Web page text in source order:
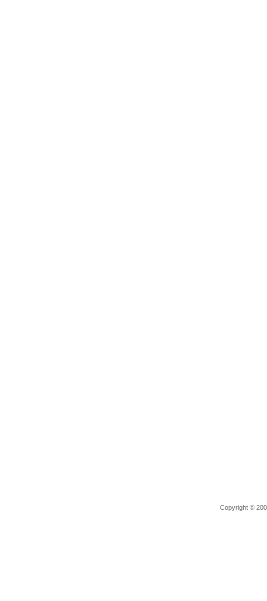
Copyright ©